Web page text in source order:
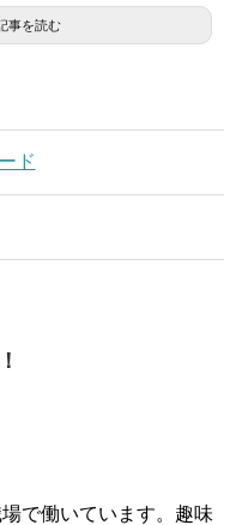
事を読む
ド
で働いています。趣味